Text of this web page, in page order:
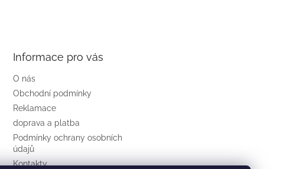
Informace pro vás
O nás
Obchodní podmínky
Reklamace
doprava a platba
Podmínky ochrany osobních
údajů
Kontakty